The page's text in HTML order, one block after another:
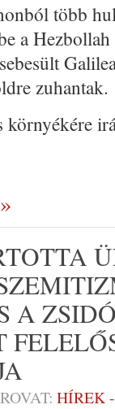
több
a
zuhantak.
környékére
A
ROVAT: HÍREK